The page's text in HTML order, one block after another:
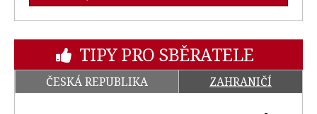
TIPY PRO SBĚRATELE
ČESKÁ REPUBLIKA ZAHRANIČÍ